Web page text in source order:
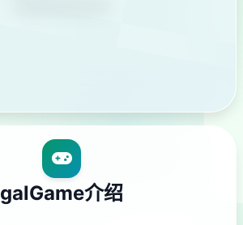
galGame介绍